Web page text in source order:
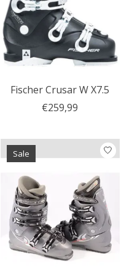
Fischer Crusar W X7.5
€259,99
Sale